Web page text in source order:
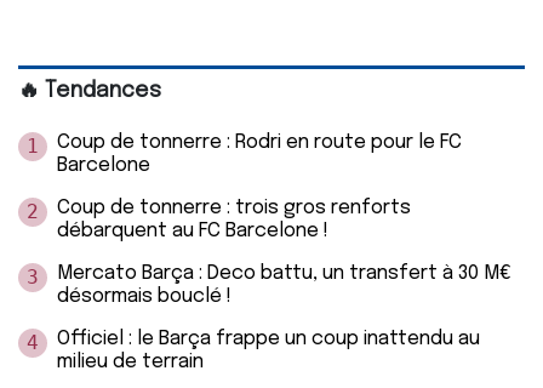
🔥 Tendances
1
Coup de tonnerre : Rodri en route pour le FC
Barcelone
2
Coup de tonnerre : trois gros renforts
débarquent au FC Barcelone !
3
Mercato Barça : Deco battu, un transfert à 30 M€
désormais bouclé !
4
Officiel : le Barça frappe un coup inattendu au
milieu de terrain